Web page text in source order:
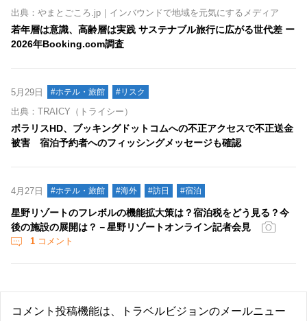
出典：やまとごころ.jp｜インバウンドで地域を元気にするメディア
若年層は意識、高齢層は実践 サステナブル旅行に広がる世代差 ー
2026年Booking.com調査
5月29日 #ホテル・旅館 #リスク
出典：TRAICY（トライシー）
ポラリスHD、ブッキングドットコムへの不正アクセスで不正送金
被害 宿泊予約者へのフィッシングメッセージも確認
4月27日 #ホテル・旅館 #海外 #訪日 #宿泊
星野リゾートのフレボルの機能拡大策は？宿泊税をどう見る？今
後の施設の展開は？－星野リゾートオンライン記者会見
1 コメント
コメント投稿機能は、トラベルビジョンのメールニュー